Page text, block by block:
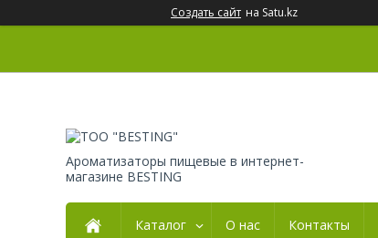
Создать сайт на Satu.kz
Ароматизаторы пищевые в интернет-
магазине BESTING
Каталог О нас Контакты